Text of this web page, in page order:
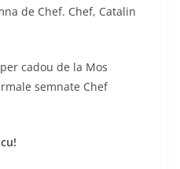
de Chef. Chef, Catalin
cadou de la Mos
semnate Chef